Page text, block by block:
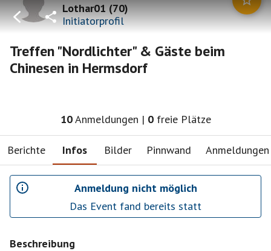
Lothar01(70)
Initiatorprofil
Treffen "Nordlichter" & Gäste beim
Chinesen in Hermsdorf
10Anmeldungen | 0 freie Plätze
Berichte Infos Bilder Pinnwand Anmeldungen
Anmeldung nicht möglich
Das Event fand bereits statt
Beschreibung